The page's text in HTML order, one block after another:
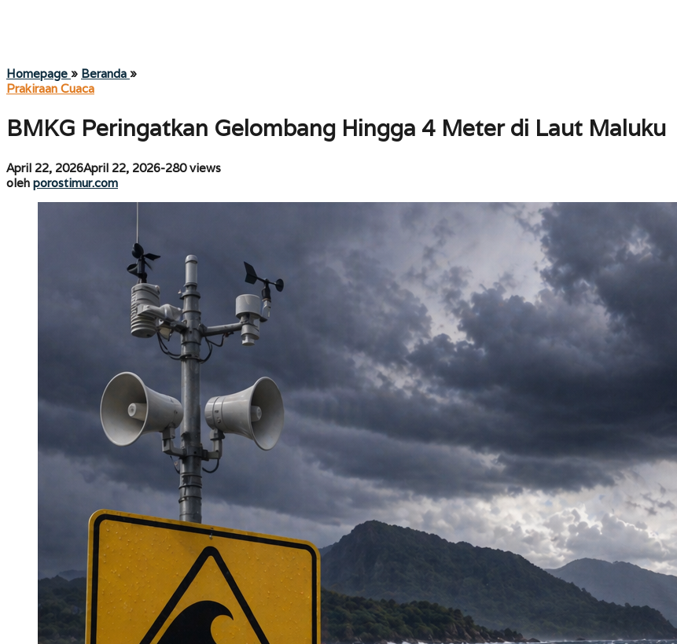
Homepage » Beranda »BMKG
Hingga
4
di
Laut
Prakiraan Cuaca
BMKG Peringatkan Gelombang Hingga 4 Meter di Laut Maluku
April 22, 2026April 22, 2026oleh
-280 views
oleh porostimur.com